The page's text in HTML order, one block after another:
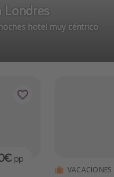
Londres
hotel muy céntrico
pp
VACACIONES